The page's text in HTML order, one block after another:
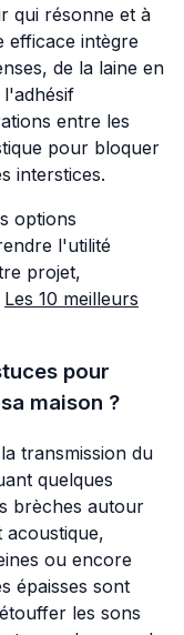
qui résonne et à
efficace intègre
de la laine en
entre les
pour bloquer
interstices.
options
l'utilité
projet,
Les 10 meilleurs
pour
maison ?
transmission du
quelques
brèches autour
ou encore
épaisses sont
les sons